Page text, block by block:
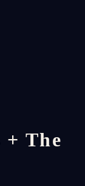
+ The